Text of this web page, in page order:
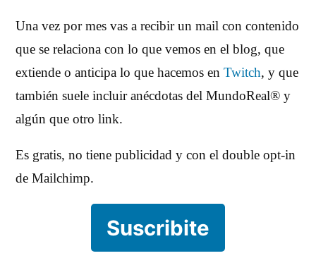
Una vez por mes vas a recibir un mail con contenido
que se relaciona con lo que vemos en el blog, que
extiende o anticipa lo que hacemos en Twitch, y que
también suele incluir anécdotas del MundoReal® y
algún que otro link.
Es gratis, no tiene publicidad y con el double opt-in
de Mailchimp.
Suscribite